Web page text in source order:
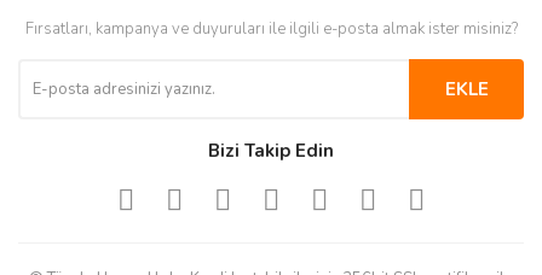
Fırsatları, kampanya ve duyuruları ile ilgili e-posta almak ister misiniz?
EKLE
Bizi Takip Edin